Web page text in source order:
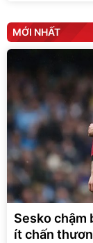
MỚI NHẤT
Sesko chậm
ít chấn